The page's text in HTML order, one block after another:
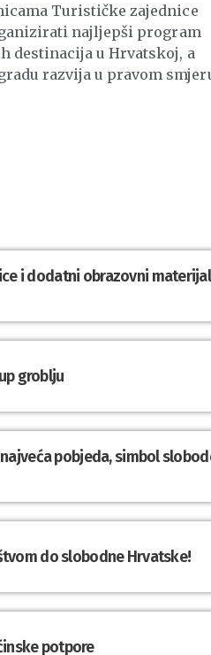
Turističke zajednice
najljepši program
destinacija u Hrvatskoj, a
razvija u pravom
i dodatni obrazovni materijal
groblju
najveća pobjeda, simbol
do slobodne Hrvatske!
potpore